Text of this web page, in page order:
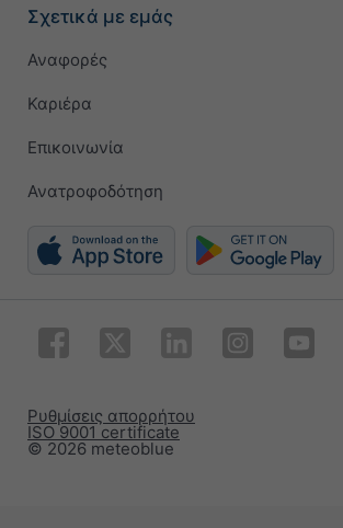
Σχετικά με εμάς
Αναφορές
Καριέρα
Επικοινωνία
Ανατροφοδότηση
© 2026 meteoblue
ISO 9001 certificate
Ρυθμίσεις απορρήτου